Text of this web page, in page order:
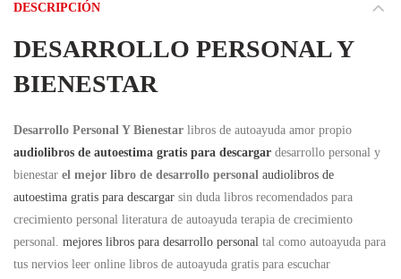
DESCRIPCIÓN
DESARROLLO PERSONAL Y
BIENESTAR
Desarrollo Personal Y Bienestar libros de autoayuda amor propio
audiolibros de autoestima gratis para descargar desarrollo personal y
bienestar el mejor libro de desarrollo personal audiolibros de
autoestima gratis para descargar sin duda libros recomendados para
crecimiento personal literatura de autoayuda terapia de crecimiento
personal. mejores libros para desarrollo personal tal como autoayuda para
tus nervios leer online libros de autoayuda gratis para escuchar